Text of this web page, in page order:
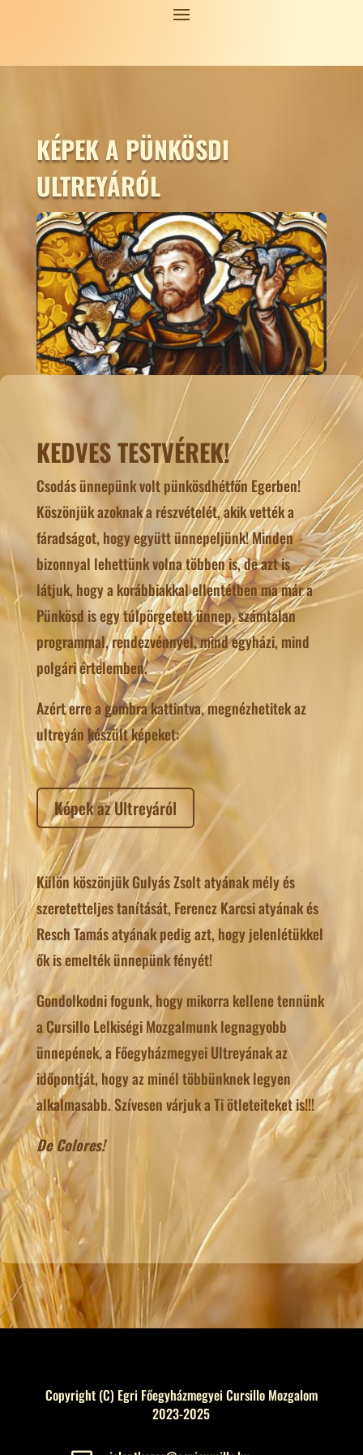
KÉPEK A PÜNKÖSDI
ULTREYÁRÓL
KEDVES TESTVÉREK!
Csodás ünnepünk volt pünkösdhétfőn Egerben!
Köszönjük azoknak a részvételét, akik vették a
fáradságot, hogy együtt ünnepeljünk! Minden
bizonnyal lehettünk volna többen is, de azt is
látjuk, hogy a korábbiakkal ellentétben ma már a
Pünkösd is egy túlpörgetett ünnep, számtalan
programmal, rendezvénnyel, mind egyházi, mind
polgári értelemben.
Azért erre a gombra kattintva, megnézhetitek az
ultreyán készült képeket:
Képek az Ultreyáról
Külön köszönjük Gulyás Zsolt atyának mély és
szeretetteljes tanítását, Ferencz Karcsi atyának és
Resch Tamás atyának pedig azt, hogy jelenlétükkel
ők is emelték ünnepünk fényét!
Gondolkodni fogunk, hogy mikorra kellene tennünk
a Cursillo Lelkiségi Mozgalmunk legnagyobb
ünnepének, a Főegyházmegyei Ultreyának az
időpontját, hogy az minél többünknek legyen
alkalmasabb. Szívesen várjuk a Ti ötleteiteket is!!!
De Colores!
Copyright (C) Egri Főegyházmegyei Cursillo Mozgalom
2023-2025